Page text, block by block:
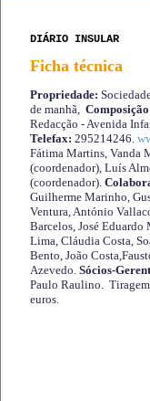
DIÁRIO INSULAR
Ficha técnica
Propriedade:
de manhã,
Redacção - Avenida
Telefax: 295214246.
Fátima Martins, Vanda
(coordenador), Luís
(coordenador).
Guilherme Marinho,
Ventura, António
Barcelos, José
Lima, Cláudia Costa,
Bento, João
Azevedo. Sócios-
Paulo Raulino.
euros.